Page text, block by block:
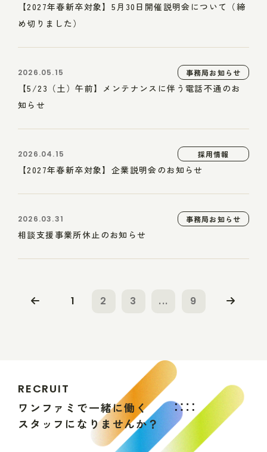
【2027年春新卒対象】5月30日開催説明会について（締
め切りました）
2026.05.15 事務局お知らせ
【5/23（土）午前】メンテナンスに伴う電話不通のお
知らせ
2026.04.15 採用情報
【2027年春新卒対象】企業説明会のお知らせ
2026.03.31 事務局お知らせ
相談支援事業所休止のお知らせ
1 2 3 ... 9
RECRUIT
ワ ン フ ァ ミ で一緒に働 く
ス タ ッ フ にな りま せんか？